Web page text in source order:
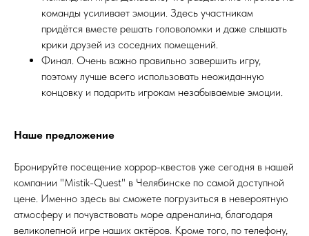
команды усиливает эмоции. Здесь участникам
придётся вместе решать головоломки и даже слышать
крики друзей из соседних помещений.
Финал. Очень важно правильно завершить игру,
поэтому лучше всего использовать неожиданную
концовку и подарить игрокам незабываемые эмоции.
Наше предложение
Бронируйте посещение хоррор-квестов уже сегодня в нашей
компании "Mistik-Quest" в Челябинске по самой доступной
цене. Именно здесь вы сможете погрузиться в невероятную
атмосферу и почувствовать море адреналина, благодаря
великолепной игре наших актёров. Кроме того, по телефону,
Как нас найти
+7 351 700 88 49